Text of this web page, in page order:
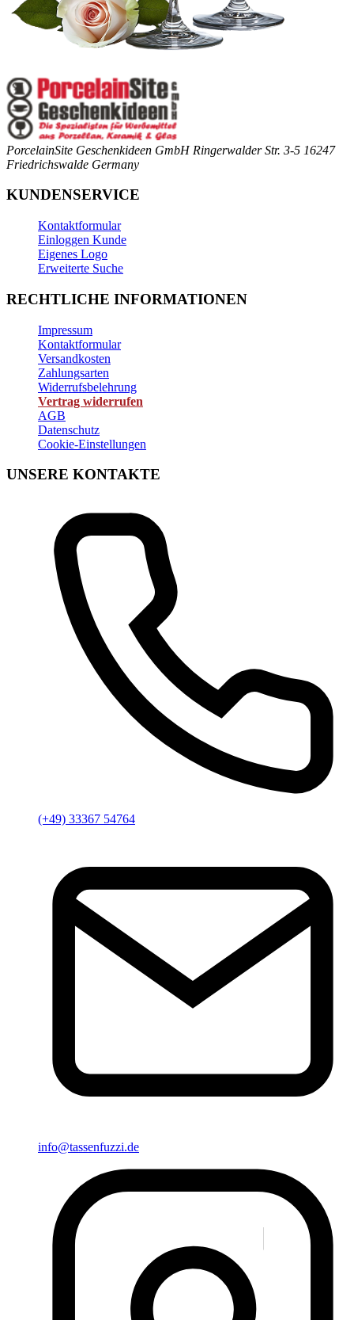
PorcelainSite Geschenkideen GmbH Ringerwalder Str. 3-5 16247
Friedrichswalde Germany
KUNDENSERVICE
Kontaktformular
Einloggen Kunde
Eigenes Logo
Erweiterte Suche
RECHTLICHE INFORMATIONEN
Impressum
Kontaktformular
Versandkosten
Zahlungsarten
Widerrufsbelehrung
Vertrag widerrufen
AGB
Datenschutz
Cookie-Einstellungen
UNSERE KONTAKTE
(+49) 33367 54764
info@tassenfuzzi.de